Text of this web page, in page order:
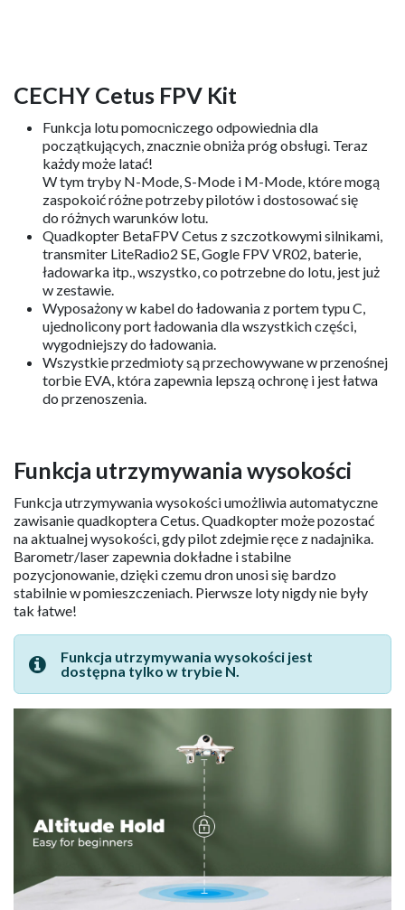
CECHY Cetus FPV Kit
Funkcja lotu pomocniczego odpowiednia dla
początkujących, znacznie obniża próg obsługi. Teraz
każdy może latać!
W tym tryby N-Mode, S-Mode i M-Mode, które mogą
zaspokoić różne potrzeby pilotów i dostosować się
do różnych warunków lotu.
Quadkopter BetaFPV Cetus z szczotkowymi silnikami,
transmiter LiteRadio2 SE, Gogle FPV VR02, baterie,
ładowarka itp., wszystko, co potrzebne do lotu, jest już
w zestawie.
Wyposażony w kabel do ładowania z portem typu C,
ujednolicony port ładowania dla wszystkich części,
wygodniejszy do ładowania.
Wszystkie przedmioty są przechowywane w przenośnej
torbie EVA, która zapewnia lepszą ochronę i jest łatwa
do przenoszenia.
Funkcja utrzymywania wysokości
Funkcja utrzymywania wysokości umożliwia automatyczne
zawisanie quadkoptera Cetus. Quadkopter może pozostać
na aktualnej wysokości, gdy pilot zdejmie ręce z nadajnika.
Barometr/laser zapewnia dokładne i stabilne
pozycjonowanie, dzięki czemu dron unosi się bardzo
stabilnie w pomieszczeniach. Pierwsze loty nigdy nie były
tak łatwe!
Funkcja utrzymywania wysokości jest
dostępna tylko w trybie N.